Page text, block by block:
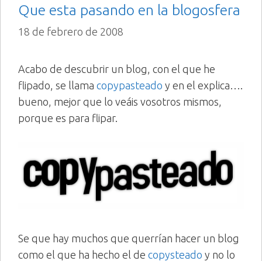
Que esta pasando en la blogosfera
18 de febrero de 2008
Acabo de descubrir un blog, con el que he
flipado, se llama copypasteado y en el explica….
bueno, mejor que lo veáis vosotros mismos,
porque es para flipar.
Se que hay muchos que querrían hacer un blog
como el que ha hecho el de copysteado y no lo